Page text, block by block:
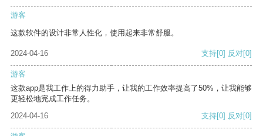
游客
这款软件的设计非常人性化，使用起来非常舒服。
2024-04-16 支持[0] 反对[0]
游客
这款app是我工作上的得力助手，让我的工作效率提高了50%，让我能够
更轻松地完成工作任务。
2024-04-16
支持[0] 反对[0]